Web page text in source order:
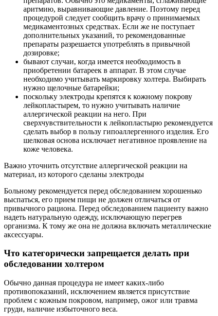
аритмию, выравнивающие давление. Поэтому перед
процедурой следует сообщить врачу о принимаемых
медикаментозных средствах. Если же не поступает
дополнительных указаний, то рекомендованные
препараты разрешается употреблять в привычной
дозировке;
бывают случаи, когда имеется необходимость в
приобретении батареек в аппарат. В этом случае
необходимо учитывать маркировку холтера. Выбирать
нужно щелочные батарейки;
поскольку электроды крепятся к кожному покрову
лейкопластырем, то нужно учитывать наличие
аллергической реакции на него. При
сверхчувствительности к лейкопластырю рекомендуется
сделать выбор в пользу гипоаллергенного изделия. Его
шелковая основа исключает негативное проявление на
коже человека.
Важно уточнить отсутствие аллергической реакции на
материал, из которого сделаны электроды
Больному рекомендуется перед обследованием хорошенько
выспаться, его прием пищи не должен отличаться от
привычного рациона. Перед обследованием пациенту важно
надеть натуральную одежду, исключающую перегрев
организма. К тому же она не должна включать металлические
аксессуары.
Что категорически запрещается делать при
обследовании холтером
Обычно данная процедура не имеет каких-либо
противопоказаний, исключением является присутствие
проблем с кожным покровом, например, ожог или травма
груди, наличие избыточного веса.